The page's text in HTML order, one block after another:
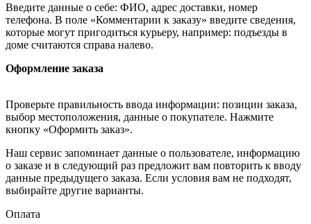
Введите данные о себе: ФИО, адрес доставки, номер
телефона. В поле «Комментарии к заказу» введите сведения,
которые могут пригодиться курьеру, например: подъезды в
доме считаются справа налево.
Оформление заказа
Проверьте правильность ввода информации: позиции заказа,
выбор местоположения, данные о покупателе. Нажмите
кнопку «Оформить заказ».
Наш сервис запоминает данные о пользователе, информацию
о заказе и в следующий раз предложит вам повторить к вводу
данные предыдущего заказа. Если условия вам не подходят,
выбирайте другие варианты.
Оплата